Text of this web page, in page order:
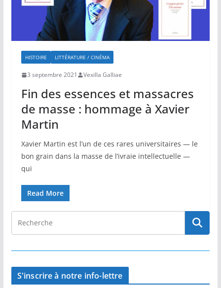
HISTOIRE LITTÉRATURE / CINÉMA
3 septembre 2021 Vexilla Galliae
Fin des essences et massacres
de masse : hommage à Xavier
Martin
Xavier Martin est l’un de ces rares universitaires — le
bon grain dans la masse de l’ivraie intellectuelle —
qui
Read More
S'inscrire à notre info-lettre